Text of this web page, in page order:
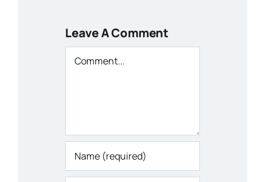
Leave A Comment
Comment